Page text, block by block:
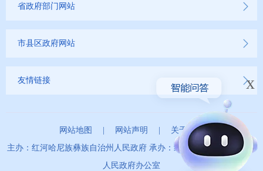
省政府部门网站
市县区政府网站
友情链接
网站地图 网站声明
关于我们
主办：红河哈尼族彝族自治州人民政府 承办：红河哈尼族彝族自治州
人民政府办公室
x